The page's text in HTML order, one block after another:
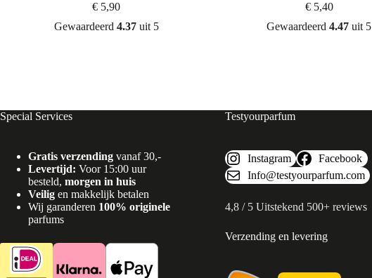
€ 5,90
Gewaardeerd 4.37uit 5
€5,40
Gewaardeerd4.47 uit 5
Special Services
Gratis verzending vanaf 30,-
Levertijd: Voor 15:00 uur
besteld, morgen in huis
Veilig en makkelijk betalen
Wij garanderen 100% originele
parfums
Testyourparfum
Instagram
Facebook
Info@testyourparfum.com
4,8 / 5 Uitstekend 500+ reviews
Verzending en levering